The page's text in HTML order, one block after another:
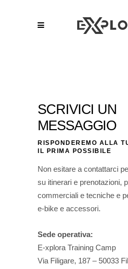
SCRIVICI UN
MESSAGGIO
RISPONDEREMO ALLA
IL PRIMA POSSIBILE
Non esitare a contattarci
su itinerari e prenotazioni,
commerciali e tecniche e
e-bike e accessori.
Sede operativa:
E-xplora Training Camp
Via Filigare, 187 – 50033